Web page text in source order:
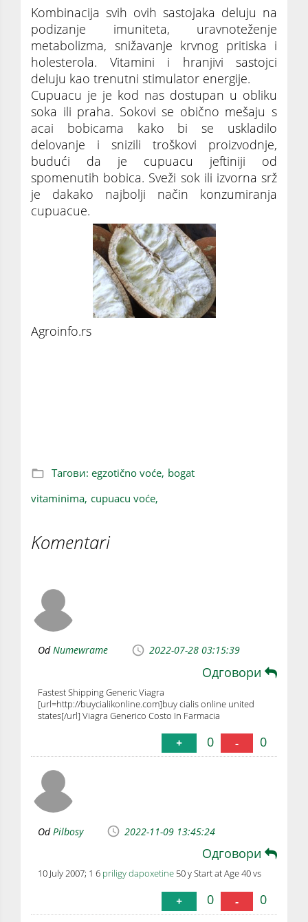
Kombinacija svih ovih sastojaka deluju na
podizanje imuniteta, uravnoteženje
metabolizma, snižavanje krvnog pritiska i
holesterola. Vitamini i hranjivi sastojci
deluju kao trenutni stimulator energije.
Cupuacu je je kod nas dostupan u obliku
soka ili praha. Sokovi se obično mešaju s
acai bobicama kako bi se uskladilo
delovanje i snizili troškovi proizvodnje,
budući da je cupuacu jeftiniji od
spomenutih bobica. Sveži sok ili izvorna srž
je dakako najbolji način konzumiranja
cupuacue.
Agroinfo.rs
Тагови: egzotično voće, bogat
vitaminima, cupuacu voće,
Komentari
OdNumewrame 2022-07-28 03:15:39
Одговори
Fastest Shipping Generic Viagra
[url=http://buycialikonline.com]buy cialis online united
states[/url] Viagra Generico Costo In Farmacia
+ 0 - 0
Od Pilbosy 2022-11-09 13:45:24
Одговори
10 July 2007; 1 6 priligy dapoxetine 50 y Start at Age 40 vs
+ 0 - 0